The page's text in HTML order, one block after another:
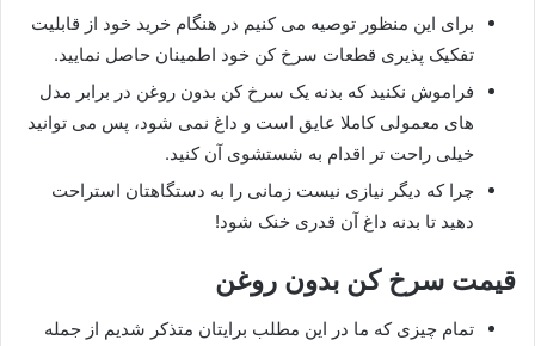
برای این منظور توصیه می کنیم در هنگام خرید خود از قابلیت
تفکیک پذیری قطعات سرخ کن خود اطمینان حاصل نمایید.
فراموش نکنید که بدنه یک سرخ کن بدون روغن در برابر مدل
های معمولی کاملا عایق است و داغ نمی شود، پس می توانید
خیلی راحت تر اقدام به شستشوی آن کنید.
چرا که دیگر نیازی نیست زمانی را به دستگاهتان استراحت
دهید تا بدنه داغ آن قدری خنک شود!
قیمت سرخ کن بدون روغن
تمام چیزی که ما در این مطلب برایتان متذکر شدیم از جمله